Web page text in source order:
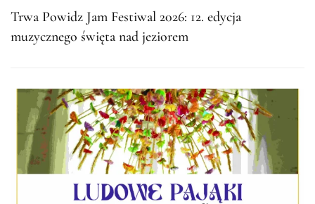
Trwa Powidz Jam Festiwal 2026: 12. edycja
muzycznego święta nad jeziorem